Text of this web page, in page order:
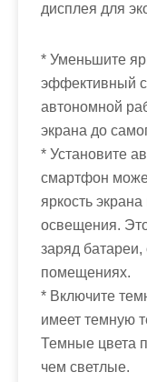
дисплея для
* Уменьшите
эффективный
автономной
экрана до
* Установите
смартфон
яркость
освещения.
заряд
помещениях.
* Включите
имеет темную
Темные цвета
чем светлые.